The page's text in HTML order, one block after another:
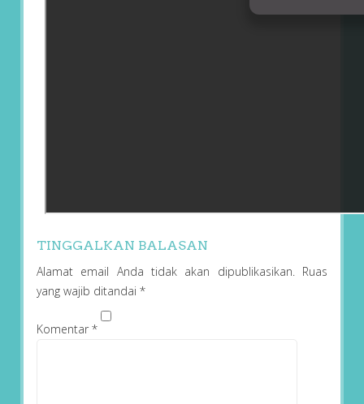
TINGGALKAN BALASAN
Alamat email Anda tidak akan dipublikasikan. Ruas
yang wajib ditandai *
Komentar *